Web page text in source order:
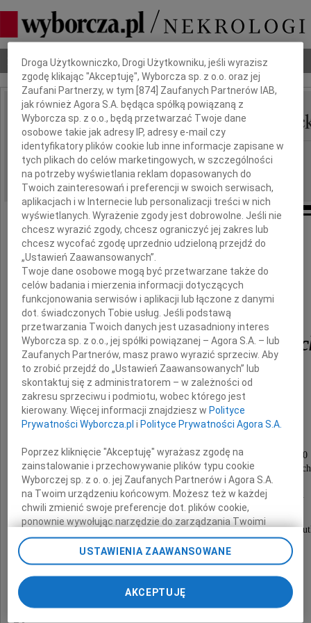
Nekrologi Odeszli Poradnik pogrzebowy
IMIĘ I NAZWISKO: Izabela Maria
REGION: Katowice
DATA EMISJI: 08.01.2016
W dniu 2 stycznia 2016 roku zmarła,
mimo długiej choroby, nagle w wieku 89 lat
Izabela Maria
z domu Świątkowska
nasza Najukochańsza Mama i Babcia.
w dniu 11 stycznia 2016 roku o godzinie 12.00
w kościele św. Karola Boromeusza na
po czym nastąpi odprowadzenie
na cmentarz miejscowy do grobu rodzinnego.
O czym zawiadamiają pogrążone w głębokim
dzieci z rodzinami
Maciek z Agnieszką, Ania i Krzyś z Martą,
Andrzejkiem i Michałkiem
Dbamy o Twoją prywatność
Droga Użytkowniczko, Drogi Użytkowniku, jeśli wyrazisz
zgodę klikając "Akceptuję", Wyborcza sp. z o.o. oraz jej
Zaufani Partnerzy, w tym [874 ] Zaufanych Partnerów IAB,
jak również Agora S.A. będąca spółką powiązaną z
Wyborcza sp. z o.o., będą przetwarzać Twoje dane
osobowe takie jak adresy IP, adresy e-mail czy
identyfikatory plików cookie lub inne informacje zapisane w
tych plikach do celów marketingowych, w szczególności
na potrzeby wyświetlania reklam dopasowanych do
Twoich zainteresowań i preferencji w swoich serwisach,
aplikacjach i w Internecie lub personalizacji treści w nich
wyświetlanych. Wyrażenie zgody jest dobrowolne. Jeśli nie
chcesz wyrazić zgody, chcesz ograniczyć jej zakres lub
chcesz wycofać zgodę uprzednio udzieloną przejdź do
„Ustawień Zaawansowanych”.
Twoje dane osobowe mogą być przetwarzane także do
celów badania i mierzenia informacji dotyczących
funkcjonowania serwisów i aplikacji lub łączone z danymi
dot. świadczonych Tobie usług. Jeśli podstawą
przetwarzania Twoich danych jest uzasadniony interes
Wyborcza sp. z o.o., jej spółki powiązanej – Agora S.A. – lub
Zaufanych Partnerów, masz prawo wyrazić sprzeciw. Aby
to zrobić przejdź do „Ustawień Zaawansowanych” lub
skontaktuj się z administratorem – w zależności od
zakresu sprzeciwu i podmiotu, wobec którego jest
kierowany. Więcej informacji znajdziesz w Polityce
Prywatności Wyborcza.pl i Polityce Prywatności Agora S.A.
Poprzez kliknięcie "Akceptuję" wyrażasz zgodę na
zainstalowanie i przechowywanie plików typu cookie
Wyborczej sp. z o. o. jej Zaufanych Partnerów i Agora S.A.
na Twoim urządzeniu końcowym. Możesz też w każdej
chwili zmienić swoje preferencje dot. plików cookie,
ponownie wywołując narzędzie do zarządzania Twoimi
preferencjami dot. przetwarzania danych poprzez
odnośnik „Ustawienia prywatności” w stopce serwisu i
przechodząc do sekcji „Ustawienia zaawansowane”.
Zmiana ustawień plików cookie możliwa jest także za
pomocą ustawień przeglądarki.
USTAWIENIA ZAAWANSOWANE
AKCEPTUJĘ